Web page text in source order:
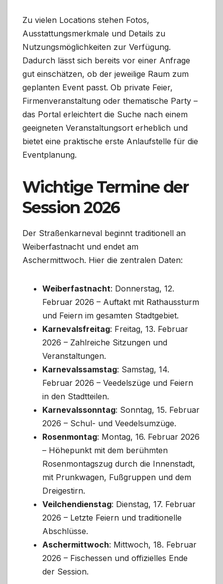
Zu vielen Locations stehen Fotos,
Ausstattungsmerkmale und Details zu
Nutzungsmöglichkeiten zur Verfügung.
Dadurch lässt sich bereits vor einer Anfrage
gut einschätzen, ob der jeweilige Raum zum
geplanten Event passt. Ob private Feier,
Firmenveranstaltung oder thematische Party –
das Portal erleichtert die Suche nach einem
geeigneten Veranstaltungsort erheblich und
bietet eine praktische erste Anlaufstelle für die
Eventplanung.
Wichtige Termine der
Session 2026
Der Straßenkarneval beginnt traditionell an
Weiberfastnacht und endet am
Aschermittwoch. Hier die zentralen Daten:
Weiberfastnacht: Donnerstag, 12.
Februar 2026 – Auftakt mit Rathaussturm
und Feiern im gesamten Stadtgebiet.
Karnevalsfreitag: Freitag, 13. Februar
2026 – Zahlreiche Sitzungen und
Veranstaltungen.
Karnevalssamstag: Samstag, 14.
Februar 2026 – Veedelszüge und Feiern
in den Stadtteilen.
Karnevalssonntag: Sonntag, 15. Februar
2026 – Schul- und Veedelsumzüge.
Rosenmontag: Montag, 16. Februar 2026
– Höhepunkt mit dem berühmten
Rosenmontagszug durch die Innenstadt,
mit Prunkwagen, Fußgruppen und dem
Dreigestirn.
Veilchendienstag: Dienstag, 17. Februar
2026 – Letzte Feiern und traditionelle
Abschlüsse.
Aschermittwoch: Mittwoch, 18. Februar
2026 – Fischessen und offizielles Ende
der Session.